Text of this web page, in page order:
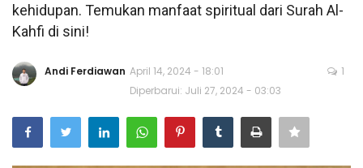
Khutbah Jumat
Internasional
kehidupan. Temukan manfaat spiritual dari Surah Al-
Kahfi di sini!
Andi Ferdiawan April 14, 2024 - 18:01
Diperbarui: Juli 27, 2024 - 03:03
1